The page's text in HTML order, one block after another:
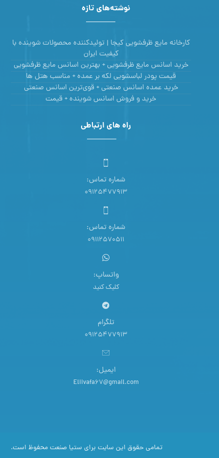
نوشته‌های تازه
کارخانه مایع ظرفشویی کیجا | تولیدکننده محصولات شوینده با
کیفیت ایران
خرید اسانس مایع ظرفشویی + بهترین اسانس مایع ظرفشویی
قیمت پودر لباسشویی لکه بر عمده + مناسب هتل ها
خرید عمده اسانس صنعتی + قوی‌ترین اسانس‌ صنعتی
خرید و فروش اسانس شوینده + قیمت
راه های ارتباطی
شماره تماس:
09125477913
شماره تماس:
09112570511
واتساپ:
کلیک کنید
تلگرام
09125477913
ایمیل:
Eliivafa67@gmail.com
تمامی حقوق این سایت برای ستیا صنعت محفوظ است.